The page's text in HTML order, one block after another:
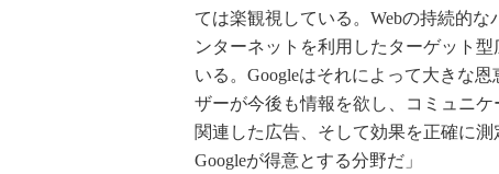
ては楽観視している。Webの持続的
ンターネットを利用したターゲット
いる。Googleはそれによって大きな
ザーが今後も情報を欲し、コミュニ
関連した広告、そして効果を正確に
Googleが得意とする分野だ」